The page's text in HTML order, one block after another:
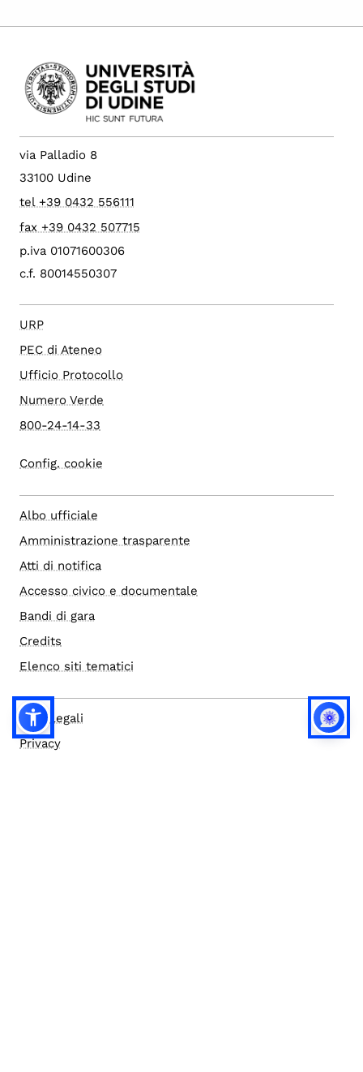
via Palladio 8
33100 Udine
tel +39 0432 556111
fax +39 0432 507715
p.iva 01071600306
c.f. 80014550307
URP
PEC di Ateneo
Ufficio Protocollo
Numero Verde
800-24-14-33
Config. cookie
Albo ufficiale
Amministrazione trasparente
Atti di notifica
Accesso civico e documentale
Bandi di gara
Credits
Elenco siti tematici
Note legali
Privacy